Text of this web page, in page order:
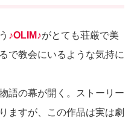
♪OLIM♪がとても荘厳で美
で教会にいるような気持に
語の幕が開く。ストーリー
ますが、この作品は実は劇